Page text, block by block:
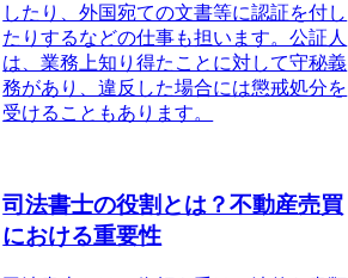
したり、外国宛ての文書等に認証を付し
たりするなどの仕事も担います。公証人
は、業務上知り得たことに対して守秘義
務があり、違反した場合には懲戒処分を
受けることもあります。
司法書士の役割とは？不動産売買
における重要性